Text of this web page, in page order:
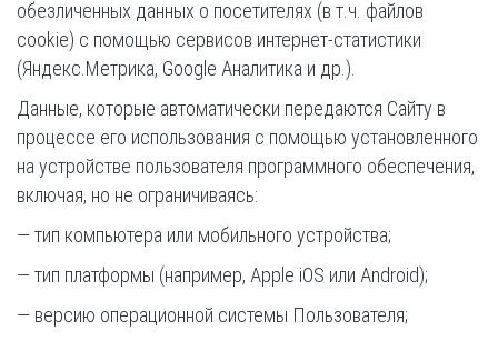
обезличенных данных о посетителях (в т.ч. файлов
cookie) с помощью сервисов интернет-статистики
(Яндекс.Метрика, Google Аналитика и др.).
Данные, которые автоматически передаются Сайту в
процессе его использования с помощью установленного
на устройстве пользователя программного обеспечения,
включая, но не ограничиваясь:
— тип компьютера или мобильного устройства;
— тип платформы (например, Apple iOS или Android);
— версию операционной системы Пользователя;